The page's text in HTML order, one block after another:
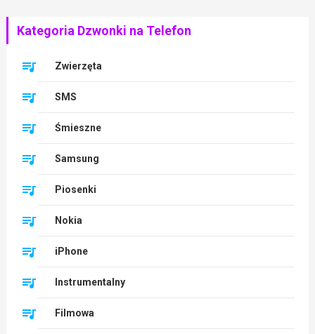
Kategoria Dzwonki na Telefon
Zwierzęta
SMS
Śmieszne
Samsung
Piosenki
Nokia
iPhone
Instrumentalny
Filmowa